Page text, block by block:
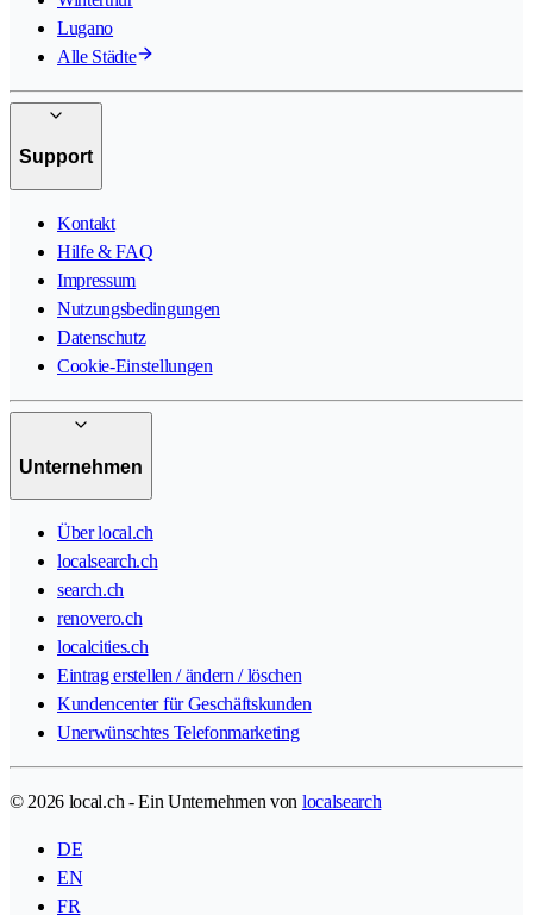
Lugano
Alle Städte
Support
Kontakt
Hilfe & FAQ
Impressum
Nutzungsbedingungen
Datenschutz
Cookie-Einstellungen
Unternehmen
Über local.ch
localsearch.ch
search.ch
renovero.ch
localcities.ch
Eintrag erstellen / ändern / löschen
Kundencenter für Geschäftskunden
Unerwünschtes Telefonmarketing
© 2026 local.ch - Ein Unternehmen von localsearch
DE
EN
FR